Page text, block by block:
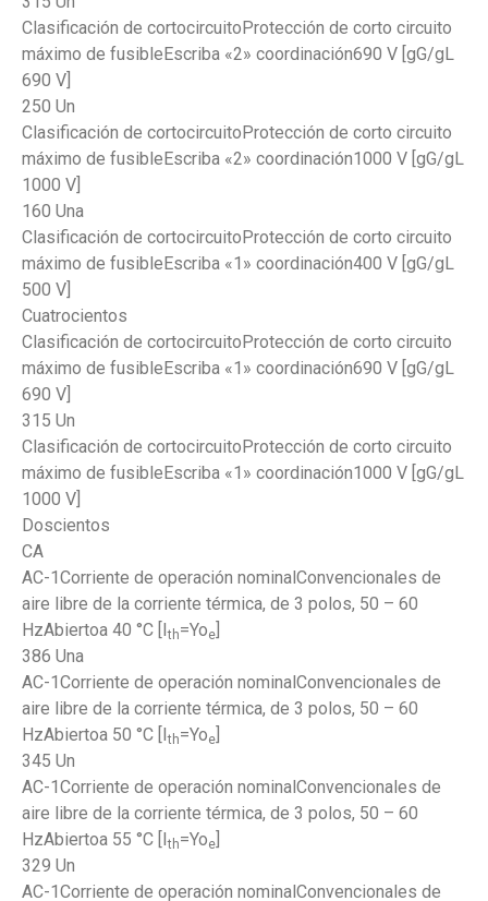
Clasificación de cortocircuitoProtección de corto circuito
máximo de fusibleEscriba «2» coordinación690 V [gG/gL
690 V]
250 Un
Clasificación de cortocircuitoProtección de corto circuito
máximo de fusibleEscriba «2» coordinación1000 V [gG/gL
1000 V]
160 Una
Clasificación de cortocircuitoProtección de corto circuito
máximo de fusibleEscriba «1» coordinación400 V [gG/gL
500 V]
Cuatrocientos
Clasificación de cortocircuitoProtección de corto circuito
máximo de fusibleEscriba «1» coordinación690 V [gG/gL
690 V]
315 Un
Clasificación de cortocircuitoProtección de corto circuito
máximo de fusibleEscriba «1» coordinación1000 V [gG/gL
1000 V]
Doscientos
CA
AC-1Corriente de operación nominalConvencionales de
aire libre de la corriente térmica, de 3 polos, 50 – 60
HzAbiertoa 40 °C [Ith=Yoe
386 Una
AC-1Corriente de operación nominalConvencionales de
aire libre de la corriente térmica, de 3 polos, 50 – 60
HzAbiertoa 50 °C [Ith=Yoe
345 Un
AC-1Corriente de operación nominalConvencionales de
aire libre de la corriente térmica, de 3 polos, 50 – 60
HzAbiertoa 55 °C [Ith=Yoe
329 Un
AC-1Corriente de operación nominalConvencionales de